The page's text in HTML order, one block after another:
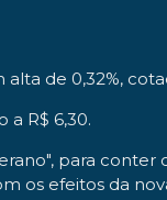
de 0,32%,
R$ 6,30.
para
os efeitos da